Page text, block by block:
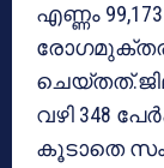
എണ്ണം
വഴി 348
കൂടാതെ